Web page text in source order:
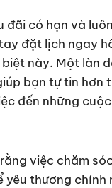
đãi có hạn và
đặt lịch ngay
này. Một làn
bạn tự tin hơn
đến những
việc chăm
thương chính